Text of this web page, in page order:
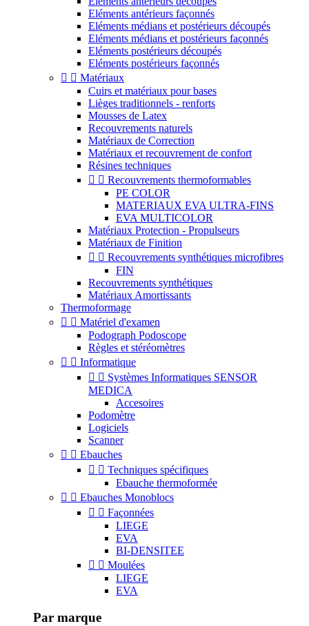
Eléments antérieurs façonnés
Eléments médians et postérieurs découpés
Eléments médians et postérieurs façonnés
Eléments postérieurs découpés
Eléments postérieurs façonnés
  Matériaux
Cuirs et matériaux pour bases
Lièges traditionnels - renforts
Mousses de Latex
Recouvrements naturels
Matériaux de Correction
Matériaux et recouvrement de confort
Résines techniques
  Recouvrements thermoformables
PE COLOR
MATERIAUX EVA ULTRA-FINS
EVA MULTICOLOR
Matériaux Protection - Propulseurs
Matériaux de Finition
  Recouvrements synthétiques microfibres
FIN
Recouvrements synthétiques
Matériaux Amortissants
Thermoformage
  Matériel d'examen
Podograph Podoscope
Règles et stéréomètres
  Informatique
  Systèmes Informatiques SENSOR
MEDICA
Accesoires
Podomètre
Logiciels
Scanner
  Ebauches
  Techniques spécifiques
Ebauche thermoformée
  Ebauches Monoblocs
  Façonnées
LIEGE
EVA
BI-DENSITEE
  Moulées
LIEGE
EVA
Par marque